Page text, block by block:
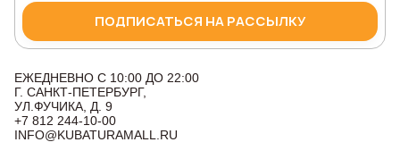
ПОДПИСАТЬСЯ НА РАССЫЛКУ
ЕЖЕДНЕВНО С 10:00 ДО 22:00
Г. САНКТ-ПЕТЕРБУРГ,
УЛ.ФУЧИКА, Д. 9
+7 812 244-10-00
INFO@KUBATURAMALL.RU